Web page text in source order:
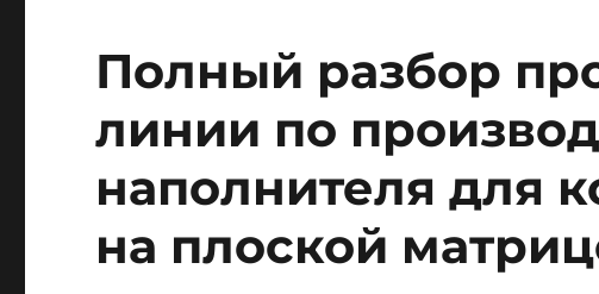
Полный разбор
линии по
наполнителя для
на плоской